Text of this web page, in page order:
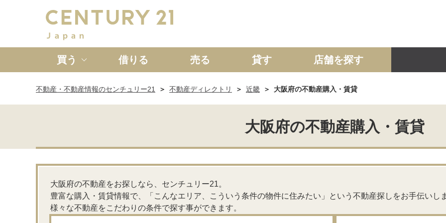
買う
新築一戸建て 中古一戸建て マンション 土地
借りる 売る 貸す 店舗を探す
不動産・不動産情報のセンチュリー21 不動産ディレクトリ 近畿 大阪府の不動産購入・賃貸
大阪府の不動産購入・賃貸
大阪府の不動産をお探しなら、センチュリー21。
豊富な購入・賃貸情報で、「こんなエリア、こういう条件の物件に住みたい」という不動産探しをお手伝いし
様々な不動産をこだわりの条件で探す事ができます。